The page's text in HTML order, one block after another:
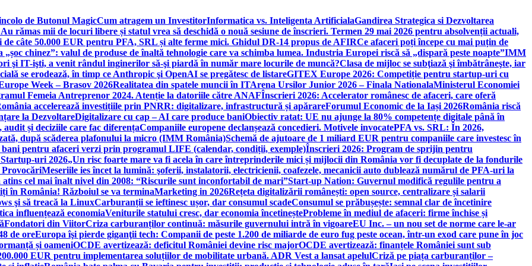
de Butonul MagicCum atragem un InvestitorInformatica vs. Inteligenta ArtificialaGandirea Strategica si Dezvoltarea
rămas mii de locuri libere și statul vrea să deschidă o nouă sesiune de înscrieri. Termen 29 mai 2026 pentru absolvenții actuali,
câte 50.000 EUR pentru PFA, SRL și alte ferme mici. Ghidul DR-14 propus de AFIRCe afaceri poți începe cu mai puțin de
„șoc chinez”: valul de produse de înaltă tehnologie care va schimba lumea. Industria Europei riscă să „dispară peste noapte”IMM
şi IT-işti, a venit rândul inginerilor să-şi piardă în număr mare locurile de muncă?Clasa de mijloc se subţiază şi îmbătrâneşte, iar
se erodează, în timp ce Anthropic şi OpenAI se pregătesc de listareGITEX Europe 2026: Competiție pentru startup-uri cu
Week – Brasov 2026Realitatea din spatele muncii în ITArena Ursilor Junior 2026 – Finala NationalaMinisterul Economiei
Femeia Antreprenor 2024. Atenție la datoriile către ANAFÎnscrieri 2026: Accelerator românesc de afaceri, care oferă
accelerează investițiile prin PNRR: digitalizare, infrastructură și apărareForumul Economic de la Iași 2026România riscă
la DezvoltareDigitalizare cu cap – AI care produce baniObiectiv ratat: UE nu ajunge la 80% competențe digitale până în
și deciziile care fac diferențaCompaniile europene declanșează concedieri. Motivele invocatePFA vs. SRL: În 2026,
după scăderea plafonului la micro (IMM România)Schemă de ajutoare de 1 miliard EUR pentru companiile care investesc în
pentru afaceri verzi prin programul LIFE (calendar, condiții, exemple)Înscrieri 2026: Program de sprijin pentru
uri 2026„Un risc foarte mare va fi acela în care întreprinderile mici și mijlocii din România vor fi decuplate de la fondurile
Meseriile ies încet la lumină: şoferii, instalatorii, electricienii, coafezele, mecanicii auto dublează numărul de PFA-uri la
cel mai înalt nivel din 2008: “Riscurile sunt inconfortabil de mari”Start-up Nation: Guvernul modifică regulile pentru a
în România! Războiul se va terminaMarketing in 2026Rețeta digitalizării românești: open source, centralizare și salarii
şi să treacă la LinuxCarburanții se ieftinesc ușor, dar consumul scadeConsumul se prăbușește: semnal clar de încetinire
influențează economiaVeniturile statului cresc, dar economia încetineșteProbleme în mediul de afaceri: firme închise și
Fondatori din ViitorCriza carburanților continuă: măsurile guvernului intră în vigoareEU Inc. – un nou set de norme care le-ar
de oreEuropa îşi pierde giganţii tech: Companii de peste 1.200 de miliarde de euro fug peste ocean, într-un exod care pune în joc
și oameniOCDE avertizează: deficitul României devine risc majorOCDE avertizează: finanțele României sunt sub
EUR pentru implementarea soluțiilor de mobilitate urbană. ADR Vest a lansat apelulCriză pe piața carburanților –